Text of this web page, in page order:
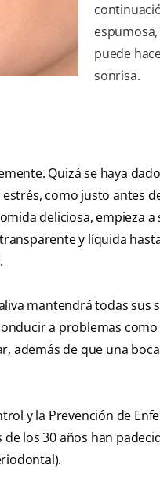
puede
sonrisa.
Quizá se haya
como justo antes
deliciosa, empieza
y líquida
mantendrá todas
a problemas
además de que una
y la Prevención de
los 30 años han